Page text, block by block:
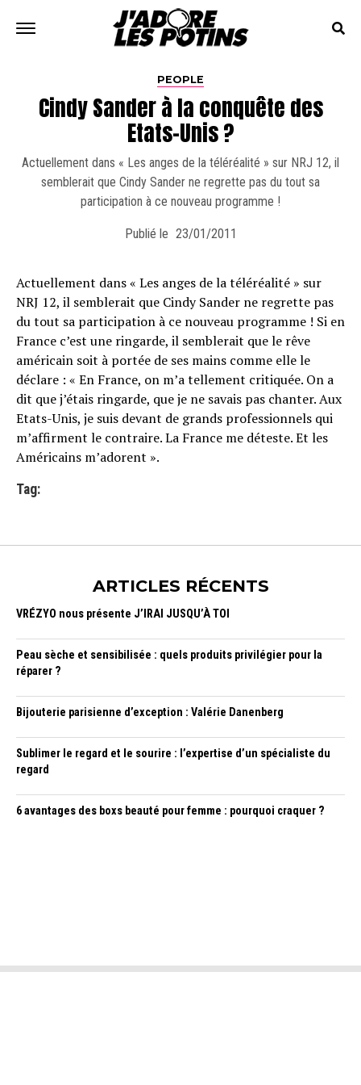
PEOPLE
Cindy Sander à la conquête des
Etats-Unis ?
Actuellement dans « Les anges de la téléréalité » sur NRJ 12, il
semblerait que Cindy Sander ne regrette pas du tout sa
participation à ce nouveau programme !
Publié le 23/01/2011
Actuellement dans « Les anges de la téléréalité » sur
NRJ 12, il semblerait que Cindy Sander ne regrette pas
du tout sa participation à ce nouveau programme ! Si en
France c’est une ringarde, il semblerait que le rêve
américain soit à portée de ses mains comme elle le
déclare : « En France, on m’a tellement critiquée. On a
dit que j’étais ringarde, que je ne savais pas chanter. Aux
Etats-Unis, je suis devant de grands professionnels qui
m’affirment le contraire. La France me déteste. Et les
Américains m’adorent ».
Tag:
ARTICLES RÉCENTS
VRÉZYO nous présente J’IRAI JUSQU’À TOI
Peau sèche et sensibilisée : quels produits privilégier pour la
réparer ?
Bijouterie parisienne d’exception : Valérie Danenberg
Sublimer le regard et le sourire : l’expertise d’un spécialiste du
regard
6 avantages des boxs beauté pour femme : pourquoi craquer ?